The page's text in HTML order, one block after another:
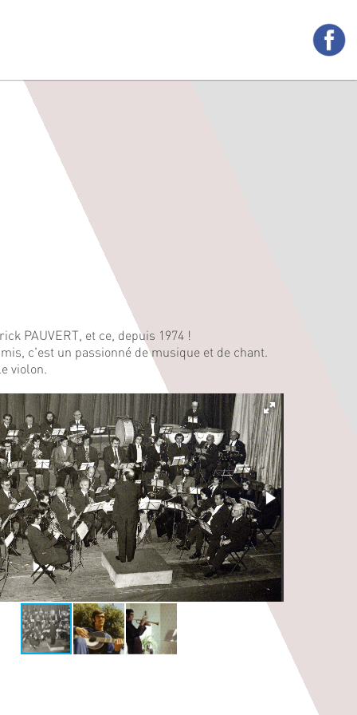
PAUVERT, et ce, depuis 1974 !
c'est un passionné de musique et de chant.
violon.